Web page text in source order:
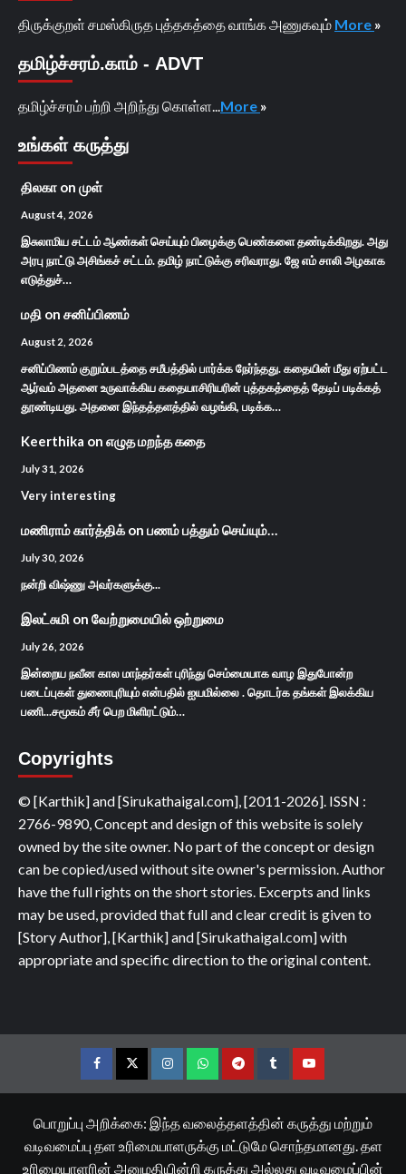
திருக்குறள் சமஸ்கிருத புத்தகத்தை வாங்க அணுகவும் More »
தமிழ்ச்சரம்.காம் - ADVT
தமிழ்ச்சரம் பற்றி அறிந்து கொள்ள... More »
உங்கள் கருத்து
திலகா on முள்
August 4, 2026
இசுலாமிய சட்டம் ஆண்கள் செய்யும் பிழைக்கு பெண்களை தண்டிக்கிறது. அது
அரபு நாட்டு அசிங்கச் சட்டம். தமிழ் நாட்டுக்கு சரிவராது. ஜே எம் சாலி அழகாக
எடுத்துச்…
மதி on சனிப்பிணம்
August 2, 2026
சனிப்பிணம் குறும்படத்தை சமீபத்தில் பார்க்க நேர்ந்தது. கதையின் மீது ஏற்பட்ட
ஆர்வம் அதனை உருவாக்கிய கதையாசிரியரின் புத்தகத்தைத் தேடிப் படிக்கத்
தூண்டியது. அதனை இந்தத்தளத்தில் வழங்கி, படிக்க…
Keerthika on எழுத மறந்த கதை
July 31, 2026
Very interesting
மணிராம் கார்த்திக்on பணம் பத்தும் செய்யும்…
July 30, 2026
நன்றி விஷ்ணு அவர்களுக்கு...
இலட்சுமி on வேற்றுமையில் ஒற்றுமை
July 26, 2026
இன்றைய நவீன கால மாந்தர்கள் புரிந்து செம்மையாக வாழ இதுபோன்ற
படைப்புகள் துணைபுரியும் என்பதில் ஐயமில்லை . தொடர்க தங்கள் இலக்கிய
பணி...சமூகம் சீர் பெற மிளிரட்டும்…
Copyrights
© [Karthik] and [Sirukathaigal.com], [2011-2026]. ISSN :
2766-9890, Concept and design of this website is solely
owned by the site owner. No part of the concept or design
can be copied/used without site owner's permission. Author
have the full rights on the short stories. Excerpts and links
may be used, provided that full and clear credit is given to
[Story Author], [Karthik] and [Sirukathaigal.com] with
appropriate and specific direction to the original content.
FacebookTwitterInstagramWhatsappTelegramTumblrYouTube
பொறுப்பு அறிக்கை: இந்த வலைத்தளத்தின் கருத்து மற்றும்
வடிவமைப்பு தள உரிமையாளருக்கு மட்டுமே சொந்தமானது. தள
உரிமையாளரின் அனுமதியின்றி கருத்து அல்லது வடிவமைப்பின்